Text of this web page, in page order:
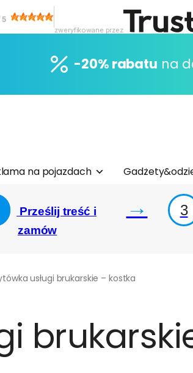
-20% rabatu na
na pojazdach
Prześlij treść i
zamów
→ 3
usługi brukarskie – kostka
5
zweryfikowane przez